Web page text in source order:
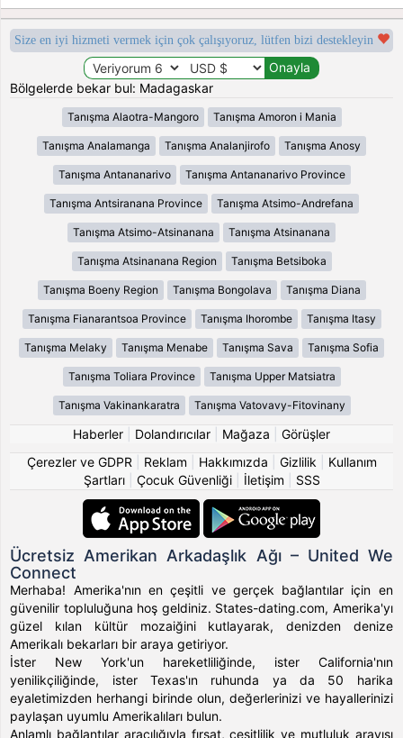
Size en iyi hizmeti vermek için çok çalışıyoruz, lütfen bizi destekleyin
Bölgelerde bekar bul: Madagaskar
Tanışma Alaotra-Mangoro Tanışma Amoron i Mania
Tanışma Analamanga Tanışma Analanjirofo Tanışma Anosy
Tanışma Antananarivo Tanışma Antananarivo Province
Tanışma Antsiranana Province Tanışma Atsimo-Andrefana
Tanışma Atsimo-Atsinanana Tanışma Atsinanana
Tanışma Atsinanana Region Tanışma Betsiboka
Tanışma Boeny Region Tanışma Bongolava Tanışma Diana
Tanışma Fianarantsoa Province Tanışma Ihorombe Tanışma Itasy
Tanışma Melaky Tanışma Menabe Tanışma Sava Tanışma Sofia
Tanışma Toliara Province Tanışma Upper Matsiatra
Tanışma Vakinankaratra Tanışma Vatovavy-Fitovinany
Haberler Dolandırıcılar Mağaza
Görüşler
Çerezler ve GDPR
Reklam Hakkımızda Gizlilik
Kullanım
Şartları| Çocuk Güvenliği| İletişim SSS
Ücretsiz Amerikan Arkadaşlık Ağı – United We
Connect
Merhaba! Amerika'nın en çeşitli ve gerçek bağlantılar için en
güvenilir topluluğuna hoş geldiniz. States-dating.com, Amerika'yı
güzel kılan kültür mozaiğini kutlayarak, denizden denize
Amerikalı bekarları bir araya getiriyor.
İster New York'un hareketliliğinde, ister California'nın
yenilikçiliğinde, ister Texas'ın ruhunda ya da 50 harika
eyaletimizden herhangi birinde olun, değerlerinizi ve hayallerinizi
paylaşan uyumlu Amerikalıları bulun.
Anlamlı bağlantılar aracılığıyla fırsat, çeşitlilik ve mutluluk arayışı